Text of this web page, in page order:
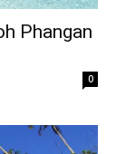
Phangan
0